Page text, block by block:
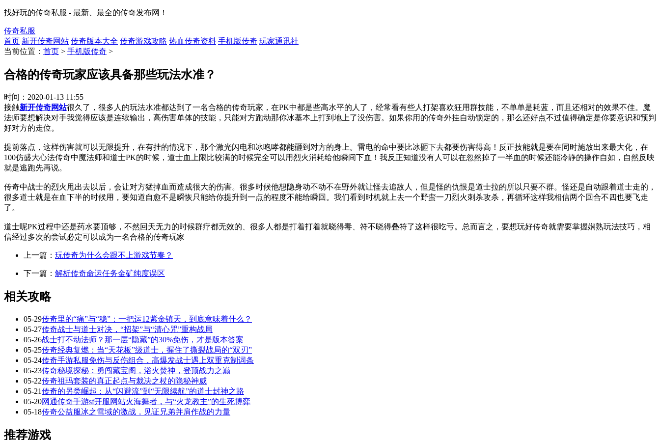
找好玩的传奇私服 - 最新、最全的传奇发布网！
传奇私服
首页 新开传奇网站 传奇版本大全 传奇游戏攻略 热血传奇资料 手机版传奇 玩家通讯社
当前位置： 首页 > 手机版传奇 >
合格的传奇玩家应该具备那些玩法水准？
时间： 2020-01-13 11:55
接触新开传奇网站很久了，很多人的玩法水准都达到了一名合格的传奇玩家，在PK中都是些高水平的人了，经常看有些人打架喜欢狂用群技能，不单单是耗蓝，而且还相对的效果不佳。魔
法师要想解决对手我觉得应该是连续输出，高伤害单体的技能，只能对方跑动那你冰基本上打到地上了没伤害。如果你用的传奇外挂自动锁定的，那么还好点不过值得确定是你要意识和预判
好对方的走位。
提前落点，这样伤害就可以无限提升，在有挂的情况下，那个激光闪电和冰咆哮都能砸到对方的身上。雷电的命中要比冰砸下去都要伤害得高！反正技能就是要在同时施放出来最大化，在
100仿盛大心法传奇中魔法师和道士PK的时候，道士血上限比较满的时候完全可以用烈火消耗给他瞬间下血！我反正知道没有人可以在忽然掉了一半血的时候还能冷静的操作自如，自然反映
就是逃跑先再说。
传奇中战士的烈火甩出去以后，会让对方猛掉血而造成很大的伤害。很多时候他想隐身动不动不在野外就让怪去追敌人，但是怪的仇恨是道士拉的所以只要不群。怪还是自动跟着道士走的，
很多道士就是在血下半的时候用，要知道自愈不是瞬恢只能给你提升到一点的程度不能给瞬回。我们看到时机就上去一个野蛮一刀烈火刺杀攻杀，再循环这样我相信两个回合不四也要飞走
了。
道士呢PK过程中还是药水要顶够，不然回天无力的时候群疗都无效的、很多人都是打着打着就晓得毒、符不晓得叠符了这样很吃亏。总而言之，要想玩好传奇就需要掌握娴熟玩法技巧，相
信经过多次的尝试必定可以成为一名合格的传奇玩家
上一篇： 玩传奇为什么会跟不上游戏节奏？
下一篇： 解析传奇命运任务金矿纯度误区
相关攻略
05-29传奇里的“痛”与“稳”：一把运12紫金镇天，到底意味着什么？
05-27传奇战士与道士对决，“招架”与“清心咒”重构战局
05-26战士打不动法师？那一层“隐藏”的30%免伤，才是版本答案
05-25传奇经典复燃：当“天花板”级道士，握住了撕裂战局的“双刃”
05-24传奇手游私服免伤与反伤组合，高爆发战士遇上双重克制词条
05-23传奇秘境探秘：勇闯藏宝阁，浴火焚神，登顶战力之巅
05-22传奇祖玛套装的真正起点与裁决之杖的隐秘神威
05-21传奇的另类崛起：从“闪避流”到“无限续航”的道士封神之路
05-20网通传奇手游sf开服网站火海舞者，与“火龙教主”的生死博弈
05-18传奇公益服冰之雪域的激战，见证兄弟并肩作战的力量
推荐游戏